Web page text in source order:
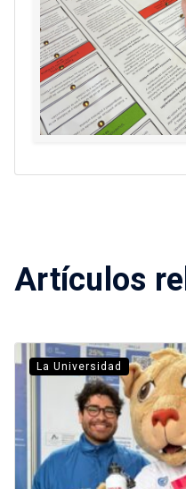
Artículos
La Universidad